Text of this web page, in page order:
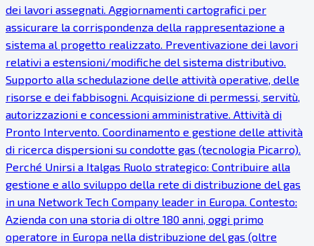
dei lavori assegnati. Aggiornamenti cartografici per
assicurare la corrispondenza della rappresentazione a
sistema al progetto realizzato. Preventivazione dei lavori
relativi a estensioni/modifiche del sistema distributivo.
Supporto alla schedulazione delle attività operative, delle
risorse e dei fabbisogni. Acquisizione di permessi, servitù,
autorizzazioni e concessioni amministrative. Attività di
Pronto Intervento. Coordinamento e gestione delle attività
di ricerca dispersioni su condotte gas (tecnologia Picarro).
Perché Unirsi a Italgas Ruolo strategico: Contribuire alla
gestione e allo sviluppo della rete di distribuzione del gas
in una Network Tech Company leader in Europa. Contesto:
Azienda con una storia di oltre 180 anni, oggi primo
operatore in Europa nella distribuzione del gas (oltre